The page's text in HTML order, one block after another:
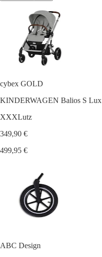
cybex GOLD
KINDERWAGEN Balios S Lux
XXXLutz
349,90 €
499,95 €
ABC Design